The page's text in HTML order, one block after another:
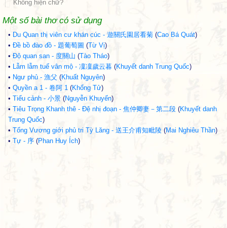
Không hiện chữ?
Một số bài thơ có sử dụng
• Du Quan thị viên cư khán cúc - 遊關氏園居看菊 (Cao Bá Quát)
• Đề bồ đào đồ - 題葡萄圖 (Từ Vị)
• Độ quan san - 度關山 (Tào Tháo)
• Lẫm lẫm tuế vân mộ - 凜凜歲云暮 (Khuyết danh Trung Quốc)
• Ngư phủ - 漁父 (Khuất Nguyên)
• Quyền a 1 - 卷阿 1 (Khổng Tử)
• Tiểu cảnh - 小景 (Nguyễn Khuyến)
• Tiêu Trọng Khanh thê - Đệ nhị đoạn - 焦仲卿妻－第二段 (Khuyết danh
Trung Quốc)
• Tống Vương giới phủ tri Tỳ Lăng - 送王介甫知毗陵 (Mai Nghiêu Thần)
• Tự - 序 (Phan Huy Ích)